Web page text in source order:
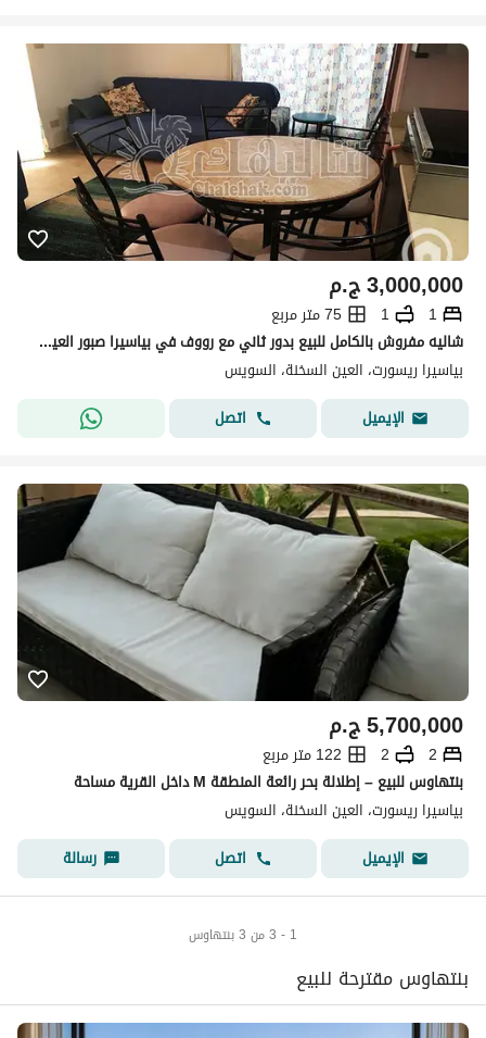
ج.م3,000,000
1
1
75 متر مربع
شاليه مفروش بالكامل للبيع بدور ثاني مع رووف في بياسيرا صبور العين السخنة بإطلالة مباشرة على البحر استلام فوري فرصة رائعة للاستثمار والسكن الراقي
بياسيرا ريسورت، العين السخنة، السويس
الإيميل
اتصل
ج.م5,700,000
2
2
122 متر مربع
بنتهاوس للبيع – إطلالة بحر رائعة المنطقة M داخل القرية مساحة
بياسيرا ريسورت، العين السخنة، السويس
الإيميل
اتصل رسالة
1 - 3 من 3 بنتهاوس
بنتهاوس مقترحة للبيع